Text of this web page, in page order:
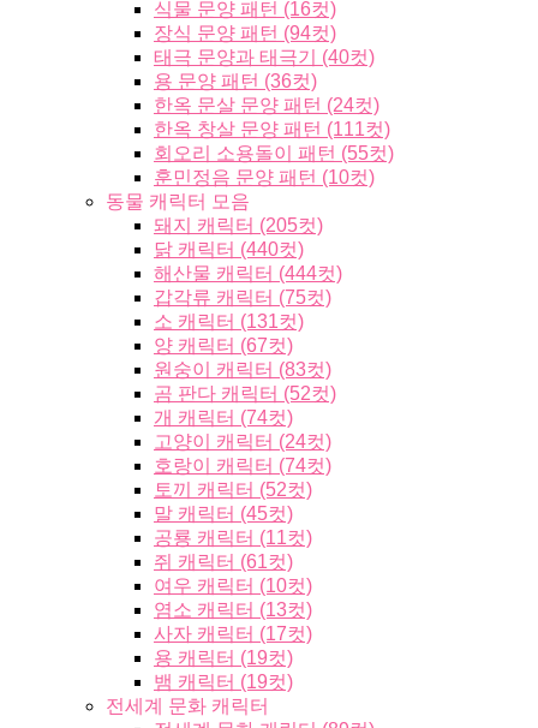
식물 문양 패턴 (16컷)
장식 문양 패턴 (94컷)
태극 문양과 태극기 (40컷)
용 문양 패턴 (36컷)
한옥 문살 문양 패턴 (24컷)
한옥 창살 문양 패턴 (111컷)
회오리 소용돌이 패턴 (55컷)
훈민정음 문양 패턴 (10컷)
동물 캐릭터 모음
돼지 캐릭터 (205컷)
닭 캐릭터 (440컷)
해산물 캐릭터 (444컷)
갑각류 캐릭터 (75컷)
소 캐릭터 (131컷)
양 캐릭터 (67컷)
원숭이 캐릭터 (83컷)
곰 판다 캐릭터 (52컷)
개 캐릭터 (74컷)
고양이 캐릭터 (24컷)
호랑이 캐릭터 (74컷)
토끼 캐릭터 (52컷)
말 캐릭터 (45컷)
공룡 캐릭터 (11컷)
쥐 캐릭터 (61컷)
여우 캐릭터 (10컷)
염소 캐릭터 (13컷)
사자 캐릭터 (17컷)
용 캐릭터 (19컷)
뱀 캐릭터 (19컷)
전세계 문화 캐릭터